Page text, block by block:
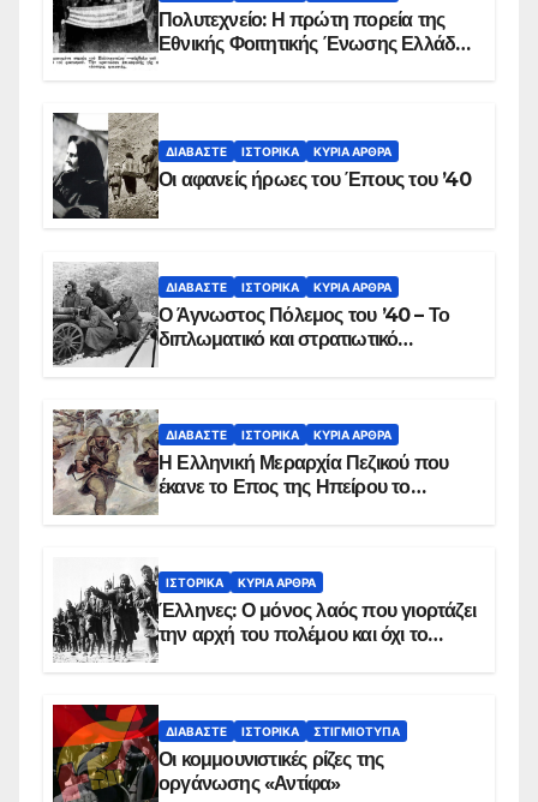
Πολυτεχνείο: Η πρώτη πορεία της
Εθνικής Φοιτητικής Ένωσης Ελλάδος
ΔΙΑΒΆΣΤΕ ΙΣΤΟΡΙΚΆ ΚΥΡΙΑ ΑΡΘΡΑ
Οι αφανείς ήρωες του Έπους του ’40
ΔΙΑΒΆΣΤΕ ΙΣΤΟΡΙΚΆ ΚΥΡΙΑ ΑΡΘΡΑ
Ο Άγνωστος Πόλεμος του ’40 – Το
διπλωματικό και στρατιωτικό
ΔΙΑΒΆΣΤΕ ΙΣΤΟΡΙΚΆ ΚΥΡΙΑ ΑΡΘΡΑ
Η Ελληνική Μεραρχία Πεζικού που
έκανε το Επος της Ηπείρου το
ΙΣΤΟΡΙΚΆ ΚΥΡΙΑ ΑΡΘΡΑ
Έλληνες: Ο μόνος λαός που γιορτάζει
την αρχή του πολέμου και όχι το
ΔΙΑΒΆΣΤΕ ΙΣΤΟΡΙΚΆ ΣΤΙΓΜΙΌΤΥΠΑ
Οι κομμουνιστικές ρίζες της
οργάνωσης «Αντίφα»